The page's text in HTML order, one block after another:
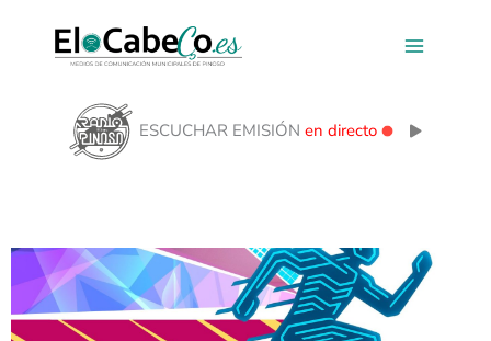
contenido
ESCUCHAR EMISIÓN en directo